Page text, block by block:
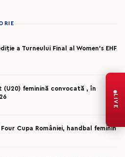
a Turneului Final al Women’s EHF
(U20) feminină convocată , în
Cupa României, handbal feminin
LIVE